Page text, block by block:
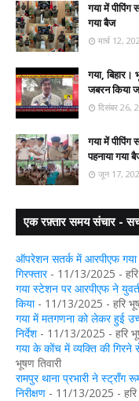
गया में पीपिंग
गया बैज
मार्च 12,
गया,
जबरन किया
दिसंबर 26,
गया में पीपिंग
पहनाया गया
जून 17,
एक रफ़्तार समय संचार -
ऑपरेशन सतर्क में आरपीएफ गया
गिरफ्तार- 11/13/2025 -
गया स्टेशन पर आरपीएफ ने
किया- 11/13/2025 - हरि
गया में मतगणना को लेकर हुई
निर्देश- 11/13/2025 - हरि
गया के कोंच में व्यक्ति की
भूषण तिवारी
रामपुर थाना प्रभारी ने स्ट्रॉंग
निरीक्षण - 11/13/2025 -